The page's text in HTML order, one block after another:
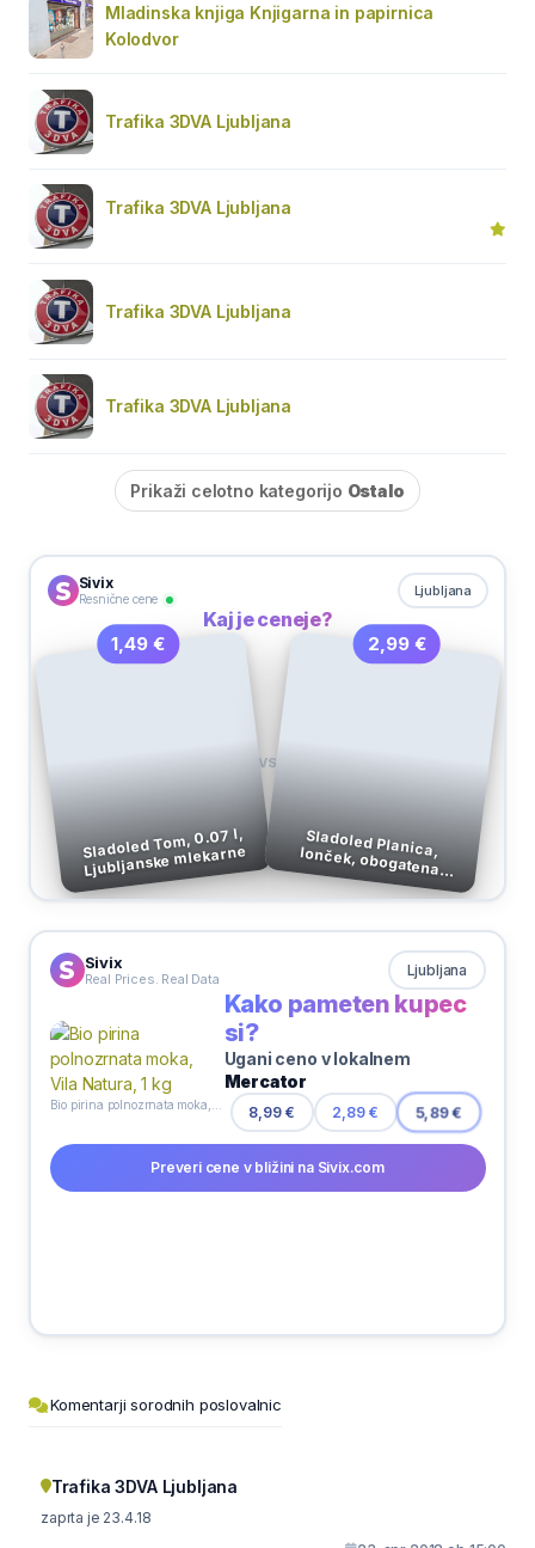
Mladinska knjiga Knjigarna in papirnica
Kolodvor
Trafika 3DVA Ljubljana
Trafika 3DVA Ljubljana
Trafika 3DVA Ljubljana
Trafika 3DVA Ljubljana
Prikaži celotno kategorijo Ostalo
Sivix
Resnične cene
Ljubljana
Kaj je ceneje?
1,49 €
Sladoled Tom, 0.07 l,
Ljubljanske mlekarne
VS
2,99 €
Sladoled Planica, lonček, obogatena receptura, 400 ml
Sivix
Real Prices. Real Data Ljubljana
Kako pameten kupec
si?
Ugani ceno v lokalnem
Mercator
8,99 € 2,89 € 5,89 €
Preveri cene v bližini na Sivix.com
Komentarji sorodnih poslovalnic
Trafika 3DVA Ljubljana
zaprta je 23.4.18